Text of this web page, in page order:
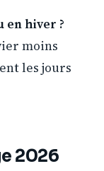
hiver ?
moins
les jours
2026